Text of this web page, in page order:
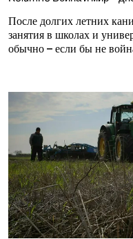
После долгих летних
занятия в школах и
обычно – если бы не